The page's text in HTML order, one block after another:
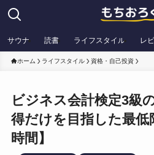
サウナ 読書 ライフスタイル レ
ホーム ライフスタイル 資格・自己投資
ビジネス会計検定3級
得だけを目指した最低
時間】